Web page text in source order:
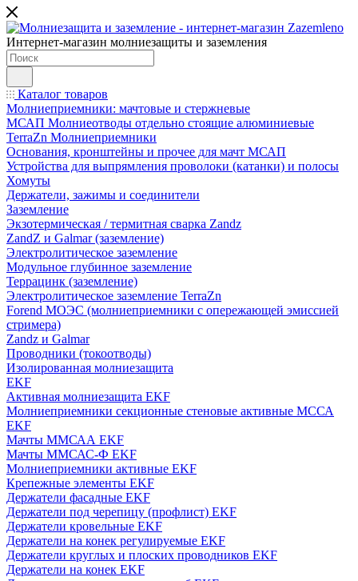
Интернет-магазин молниезащиты и заземления
Каталог товаров
Молниеприемники: мачтовые и стержневые
МСАП Молниеотводы отдельно стоящие алюминиевые
TerraZn Молниеприемники
Основания, кронштейны и прочее для мачт МСАП
Устройства для выпрямления проволоки (катанки) и полосы
Хомуты
Держатели, зажимы и соединители
Заземление
Экзотермическая / термитная сварка Zandz
ZandZ и Galmar (заземление)
Электролитическое заземление
Модульное глубинное заземление
Террацинк (заземление)
Электролитическое заземление TerraZn
Forend МОЭС (молниеприемники с опережающей эмиссией
стримера)
Zandz и Galmar
Проводники (токоотводы)
Изолированная молниезащита
EKF
Активная молниезащита EKF
Молниеприемники секционные стеновые активные МССА
EKF
Мачты ММСАА EKF
Мачты ММСАС-Ф EKF
Молниеприемники активные EKF
Крепежные элементы EKF
Держатели фасадные EKF
Держатели под черепицу (профлист) EKF
Держатели кровельные EKF
Держатели на конек регулируемые EKF
Держатели круглых и плоских проводников EKF
Держатели на конек EKF